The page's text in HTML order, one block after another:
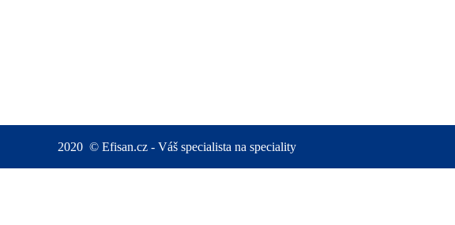
2020 © Efisan.cz - Váš specialista na speciality